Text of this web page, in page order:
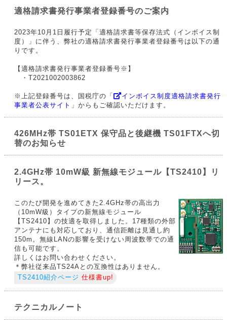
適格請求書発行事業者登録番号のご案内
2023年10月1日履行予定「適格請求書等保存法式（インボイス制
度）」に伴う、弊社の適格請求書発行事業者登録番号は以下の通
りです。
【適格請求書発行事業者登録番号※】
・T2021002003862
※上記登録番号は、国税庁の「
インボイス制度適格請求書発行
事業者公表サイト 」からもご確認いただけます。
426MHz帯 TS01ETX 保守品と後継機 TS01FTXへ切
替のお知らせ
2.4GHz帯 10mW級 新無線モジュール【TS2410】リ
リース。
このたび開発を進めてきた2.4GHz帯の高出力
（10mW級）タイプの新無線モジュール
【TS2410】の技適を取得しました。17種類の外部
アンテナにも対応しており、通信距離は見通し約
150m。無線LANの影響を受けない周波数帯での通
信も可能です。
詳しくはお問い合わせください。
＊弊社従来品TS24Aとの互換性はありません。
TS2410紹介ページ 仕様書up!
テクニカルノート